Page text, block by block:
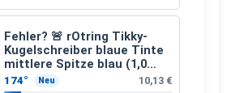
Fehler? 🚨 rOtring Tikky-
Kugelschreiber blaue Tinte
mittlere Spitze blau (1,0
mm – 12 Stück)
174° Neu 10,13 €